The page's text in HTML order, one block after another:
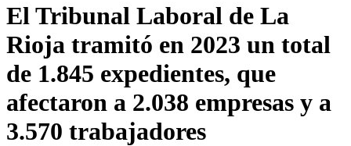
El Tribunal Laboral de La
Rioja tramitó en 2023 un total
de 1.845 expedientes, que
afectaron a 2.038 empresas y a
3.570 trabajadores